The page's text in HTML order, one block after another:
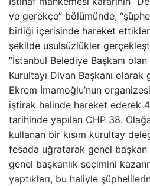
ve gerekçe” bölümünde,
birliği içerisinde hareket
şekilde usulsüzlükler
“İstanbul Belediye Başkanı
Kurultayı Divan Başkanı
Ekrem İmamoğlu’nun
iştirak halinde hareket ederek
tarihinde yapılan CHP 38.
kullanan bir kısım kurultay
fesada uğratarak genel başkan
genel başkanlık seçimini
yaptıkları, bu haliyle